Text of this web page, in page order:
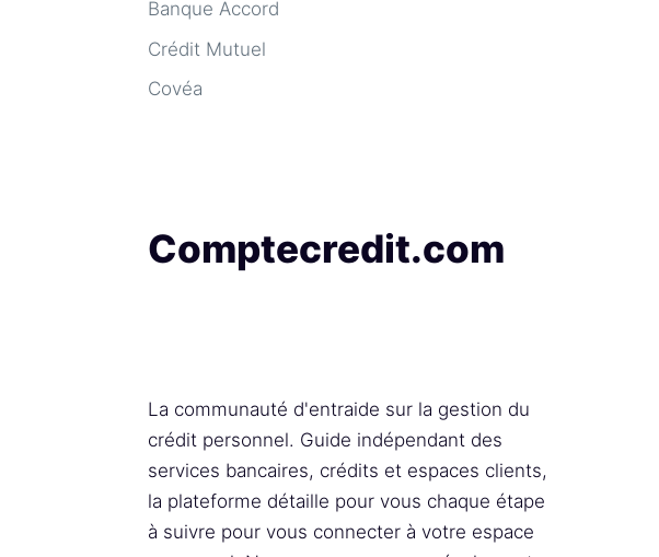
Banque Accord
Crédit Mutuel
Covéa
Comptecredit.com
La communauté d'entraide sur la gestion du
crédit personnel. Guide indépendant des
services bancaires, crédits et espaces clients,
la plateforme détaille pour vous chaque étape
à suivre pour vous connecter à votre espace